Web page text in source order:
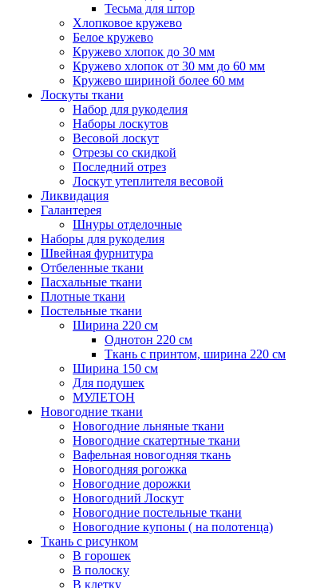
Тесьма для штор
Хлопковое кружево
Белое кружево
Кружево хлопок до 30 мм
Кружево хлопок от 30 мм до 60 мм
Кружево шириной более 60 мм
Лоскуты ткани
Набор для рукоделия
Наборы лоскутов
Весовой лоскут
Отрезы со скидкой
Последний отрез
Лоскут утеплителя весовой
Ликвидация
Галантерея
Шнуры отделочные
Наборы для рукоделия
Швейная фурнитура
Отбеленные ткани
Пасхальные ткани
Плотные ткани
Постельные ткани
Ширина 220 см
Однотон 220 см
Ткань с принтом, ширина 220 см
Ширина 150 см
Для подушек
МУЛЕТОН
Новогодние ткани
Новогодние льняные ткани
Новогодние скатертные ткани
Вафельная новогодняя ткань
Новогодняя рогожка
Новогодние дорожки
Новогодний Лоскут
Новогодние постельные ткани
Новогодние купоны ( на полотенца)
Ткань с рисунком
В горошек
В полоску
В клетку